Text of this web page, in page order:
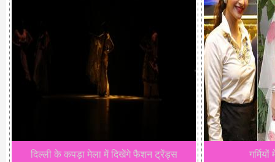
दिल्ली के कपड़ा मेला में दिखेंगे फैशन ट्रेंड्स